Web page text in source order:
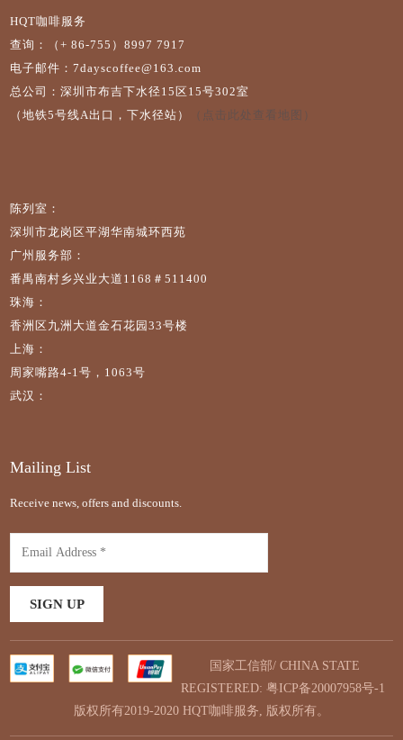
HQT咖啡服务
查询：（+ 86-755）8997 7917
电子邮件：7dayscoffee@163.com
总公司：深圳市布吉下水径15区15号302室
（地铁5号线A出口，下水径站）
（点击此处查看地图）
陈列室：
深圳市龙岗区平湖华南城环西苑
广州服务部：
番禺南村乡兴业大道1168＃511400
珠海：
香洲区九洲大道金石花园33号楼
上海：
周家嘴路4-1号，1063号
武汉：
Mailing List
Receive news, offers and discounts.
国家工信部/ CHINA STATE
REGISTERED: 粤ICP备20007958号-1
版权所有2019-2020 HQT咖啡服务, 版权所有。